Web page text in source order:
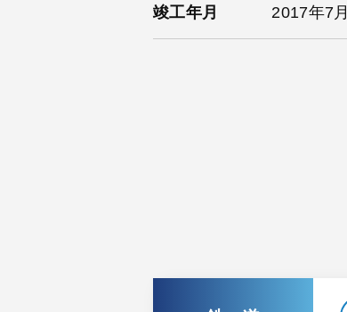
竣工年月 2017年7月